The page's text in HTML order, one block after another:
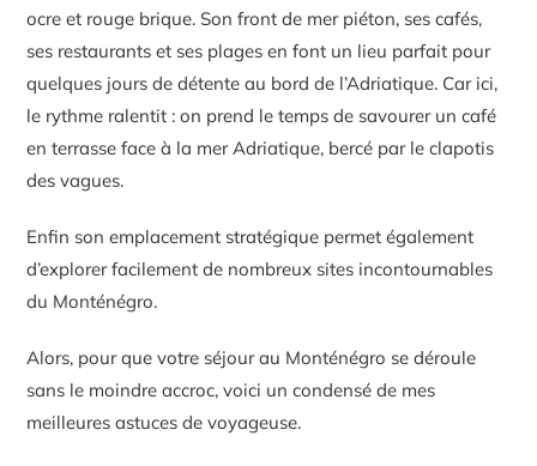
ocre et rouge brique. Son front de mer piéton, ses cafés,
ses restaurants et ses plages en font un lieu parfait pour
quelques jours de détente au bord de l’Adriatique. Car ici,
le rythme ralentit : on prend le temps de savourer un café
en terrasse face à la mer Adriatique, bercé par le clapotis
des vagues.
Enfin son emplacement stratégique permet également
d’explorer facilement de nombreux sites incontournables
du Monténégro.
Alors, pour que votre séjour au Monténégro se déroule
sans le moindre accroc, voici un condensé de mes
meilleures astuces de voyageuse.